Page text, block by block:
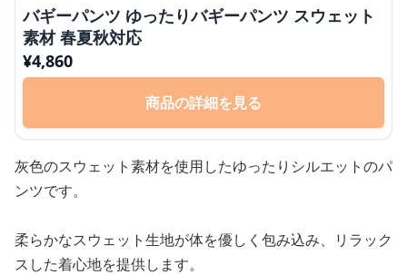
バギーパンツ ゆったりバギーパンツ スウェット
素材 春夏秋対応
¥4,860
商品の詳細を見る
灰色のスウェット素材を使用したゆったりシルエットのパ
ンツです。
柔らかなスウェット生地が体を優しく包み込み、リラック
スした着心地を提供します。